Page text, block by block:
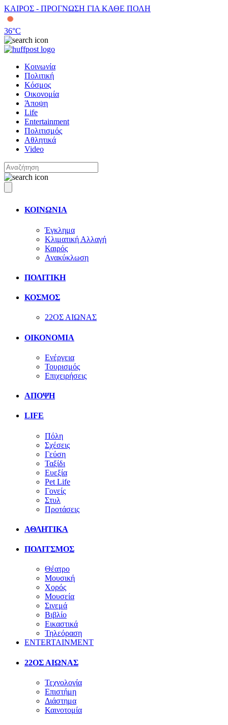
ΚΑΙΡΟΣ - ΠΡΟΓΝΩΣΗ ΓΙΑ ΚΑΘΕ ΠΟΛΗ
36°C
Κοινωνία
Πολιτική
Κόσμος
Οικονομία
Άποψη
Life
Entertainment
Πολιτισμός
Αθλητικά
Video
ΚΟΙΝΩΝΙΑ
Έγκλημα
Κλιματική Αλλαγή
Καιρός
Ανακύκλωση
ΠΟΛΙΤΙΚΗ
ΚΟΣΜΟΣ
22ΟΣ ΑΙΩΝΑΣ
ΟΙΚΟΝΟΜΙΑ
Ενέργεια
Τουρισμός
Επιχειρήσεις
ΑΠΟΨΗ
LIFE
Πόλη
Σχέσεις
Γεύση
Ταξίδι
Ευεξία
Pet Life
Γονείς
Στυλ
Προτάσεις
ΑΘΛΗΤΙΚΑ
ΠΟΛΙΤΣΜΟΣ
Θέατρο
Μουσική
Χορός
Μουσεία
Σινεμά
Βιβλίο
Εικαστικά
Τηλεόραση
ENTERTAINMENT
22ΟΣ ΑΙΩΝΑΣ
Τεχνολογία
Επιστήμη
Διάστημα
Καινοτομία